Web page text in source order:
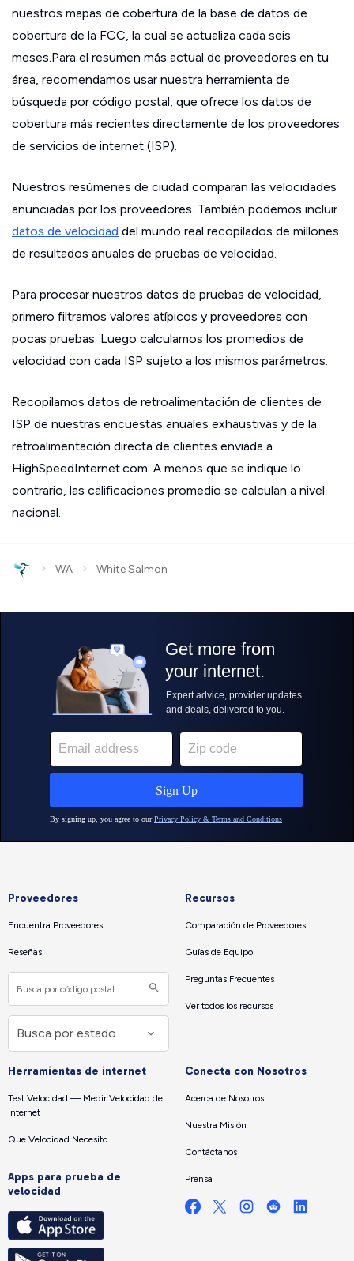
nuestros mapas de cobertura de la base de datos de
cobertura de la FCC, la cual se actualiza cada seis
meses.Para el resumen más actual de proveedores en tu
área, recomendamos usar nuestra herramienta de
búsqueda por código postal, que ofrece los datos de
cobertura más recientes directamente de los proveedores
de servicios de internet (ISP).
Nuestros resúmenes de ciudad comparan las velocidades
anunciadas por los proveedores. También podemos incluir
datos de velocidad del mundo real recopilados de millones
de resultados anuales de pruebas de velocidad.
Para procesar nuestros datos de pruebas de velocidad,
primero filtramos valores atípicos y proveedores con
pocas pruebas. Luego calculamos los promedios de
velocidad con cada ISP sujeto a los mismos parámetros.
Recopilamos datos de retroalimentación de clientes de
ISP de nuestras encuestas anuales exhaustivas y de la
retroalimentación directa de clientes enviada a
HighSpeedInternet.com. A menos que se indique lo
contrario, las calificaciones promedio se calculan a nivel
nacional.
› WA › White Salmon
Proveedores
Encuentra Proveedores
Reseñas
Recursos
Comparación de Proveedores
Guías de Equipo
Preguntas Frecuentes
Ver todos los recursos
Herramientas de internet
Test Velocidad — Medir Velocidad de
Internet
Que Velocidad Necesito
Apps para prueba de
velocidad
Conecta con Nosotros
Acerca de Nosotros
Nuestra Misión
Contáctanos
Prensa